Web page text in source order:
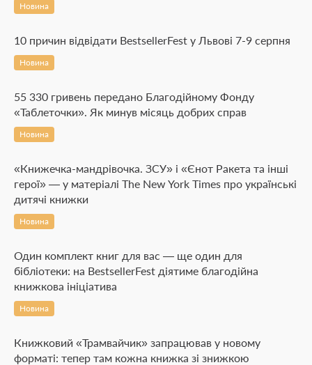
Новина
10 причин відвідати BestsellerFest у Львові 7-9 серпня
Новина
55 330 гривень передано Благодійному Фонду
«Таблеточки». Як минув місяць добрих справ
Новина
«Книжечка-мандрівочка. ЗСУ» і «Єнот Ракета та інші
герої» — у матеріалі The New York Times про українські
дитячі книжки
Новина
Один комплект книг для вас — ще один для
бібліотеки: на BestsellerFest діятиме благодійна
книжкова ініціатива
Новина
Книжковий «Трамвайчик» запрацював у новому
форматі: тепер там кожна книжка зі знижкою